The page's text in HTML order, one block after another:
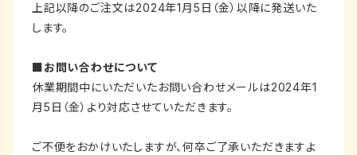
上記以降のご注文は2024年1月5日（金）以降に発送いた
します。
■お問い合わせについて
休業期間中にいただいたお問い合わせメールは2024年1
月5日（金）より対応させていただきます。
ご不便をおかけいたしますが、何卒ご了承いただきますよ